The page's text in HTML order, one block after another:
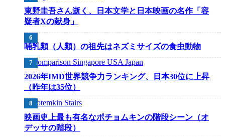
東野圭吾さん逝く、日本文学と日本映画の名作「容
疑者Xの献身」
哺乳類（人類）の祖先はネズミサイズの食虫動物
2026年IMD世界競争力ランキング、日本30位に上昇
（昨年は35位）
映画史上最も有名なポチョムキンの階段シーン（オ
デッサの階段）